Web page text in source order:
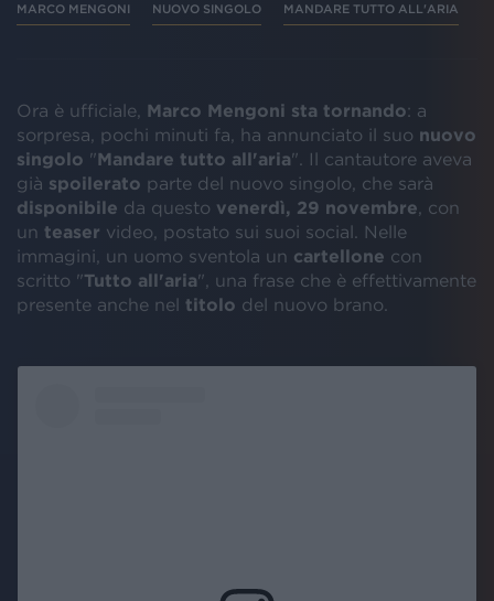
MARCO MENGONI NUOVO SINGOLO MANDARE TUTTO ALL'ARIA
Ora è ufficiale, Marco Mengoni sta tornando: a
sorpresa, pochi minuti fa, ha annunciato il suo nuovo
singolo "Mandare tutto all'aria". Il cantautore aveva
già spoilerato parte del nuovo singolo, che sarà
disponibile da questo venerdì, 29 novembre , con
un teaser video, postato sui suoi social. Nelle
immagini, un uomo sventola un cartellone con
scritto "Tutto all'aria", una frase che è effettivamente
presente anche nel titolo del nuovo brano.